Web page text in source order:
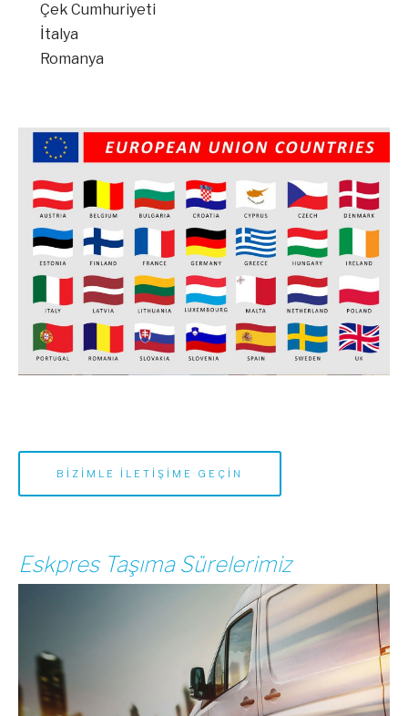
Çek Cumhuriyeti
İtalya
Romanya
BİZİMLE İLETİŞİME GEÇİN
Eskpres Taşıma Sürelerimiz